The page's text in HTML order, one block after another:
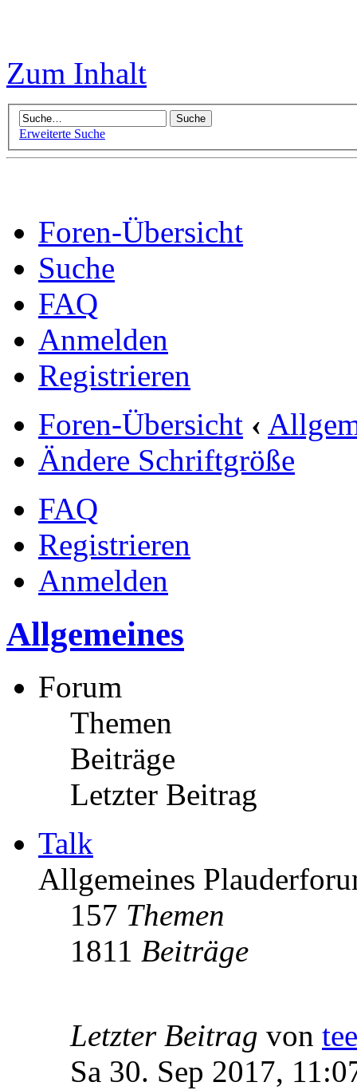
Zum Inhalt
Erweiterte Suche
Foren-Übersicht
Suche
FAQ
Anmelden
Registrieren
Foren-Übersicht ‹
Ändere Schriftgröße
FAQ
Registrieren
Anmelden
Allgemeines
Forum
Themen
Beiträge
Letzter Beitrag
Talk
Allgemeines
157 Themen
1811 Beiträge
Letzter Beitrag von
Sa 30. Sep 2017,